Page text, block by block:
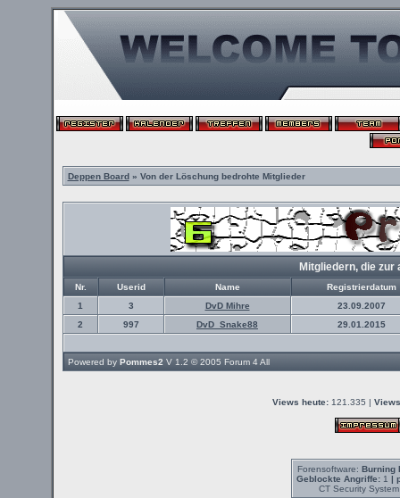
Deppen Board» Von der Löschung bedrohte Mitglieder
Mitgliedern, die
Nr. Userid Name
Registrierdatum
1
3 DvD Mihre
23.09.2007
2
997 DvD_Snake88 29.01.2015
Powered by Pommes2 V 1.2 © 2005 Forum 4 All
Views heute:121.335 |
Forensoftware: Burning
Geblockte Angriffe:1 |
CT Security